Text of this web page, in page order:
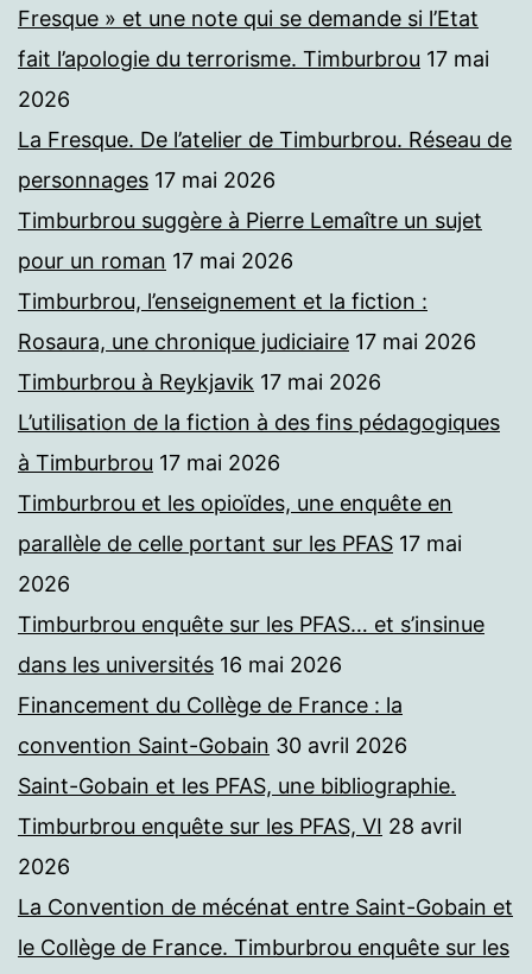
Fresque » et une note qui se demande si l’Etat
fait l’apologie du terrorisme. Timburbrou 17 mai
2026
La Fresque. De l’atelier de Timburbrou. Réseau de
personnages 17 mai 2026
Timburbrou suggère à Pierre Lemaître un sujet
pour un roman 17 mai 2026
Timburbrou, l’enseignement et la fiction :
Rosaura, une chronique judiciaire 17 mai 2026
Timburbrou à Reykjavik 17 mai 2026
L’utilisation de la fiction à des fins pédagogiques
à Timburbrou 17 mai 2026
Timburbrou et les opioïdes, une enquête en
parallèle de celle portant sur les PFAS 17 mai
2026
Timburbrou enquête sur les PFAS… et s’insinue
dans les universités 16 mai 2026
Financement du Collège de France : la
convention Saint-Gobain 30 avril 2026
Saint-Gobain et les PFAS, une bibliographie.
Timburbrou enquête sur les PFAS, VI 28 avril
2026
La Convention de mécénat entre Saint-Gobain et
le Collège de France. Timburbrou enquête sur les